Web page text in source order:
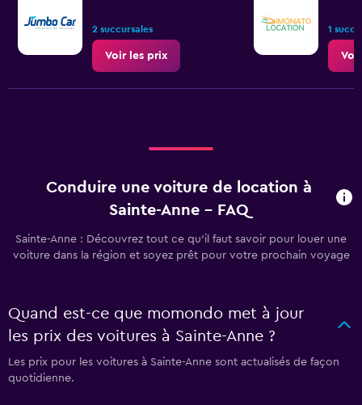
2 succursales
Voir les prix
1
Conduire une voiture de location à
Sainte-Anne - FAQ
Sainte-Anne : Découvrez tout ce qu’il faut savoir pour louer une
voiture dans la région et soyez prêt pour votre prochain voyage
Quand est-ce que momondo met à jour
les prix des voitures à Sainte-Anne ?
Les prix pour les voitures à Sainte-Anne sont actualisés de façon
quotidienne.